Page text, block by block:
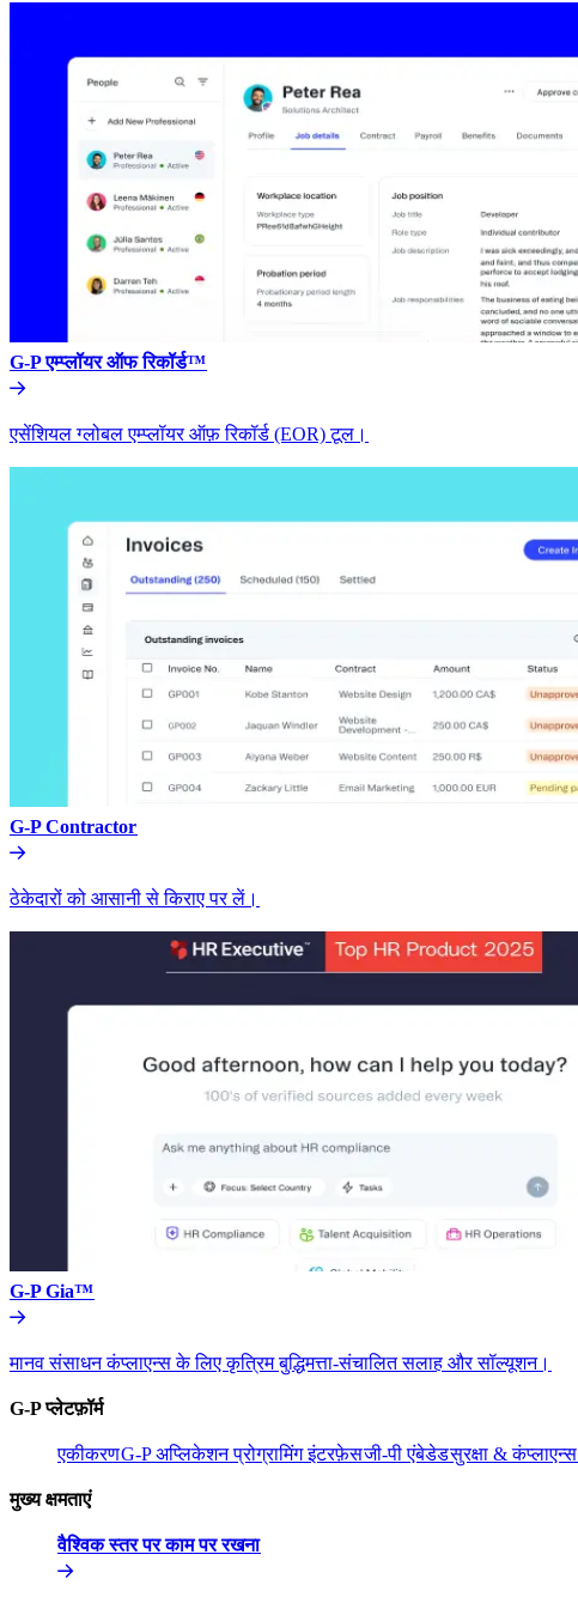
G-P एम्प्लॉयर ऑफ रिकॉर्ड™​​
एसेंशियल ग्लोबल एम्प्लॉयर ऑफ़ रिकॉर्ड (EOR) टूल।​​
G-P Contractor​​
ठेकेदारों को आसानी से किराए पर लें।​​
G-P Gia™​​
मानव संसाधन कंप्लाएन्स के लिए कृत्रिम बुद्धिमत्ता-संचालित सलाह और सॉल्यूशन।​​
G-P प्लेटफ़ॉर्म​​
एकीकरण​​G-P अप्लिकेशन प्रोग्रामिंग इंटरफ़ेस​​जी-पी एंबेडेड​​सुरक्षा & कंप्लाएन्स​​
मुख्य क्षमताएं​​
वैश्विक स्तर पर काम पर रखना​​